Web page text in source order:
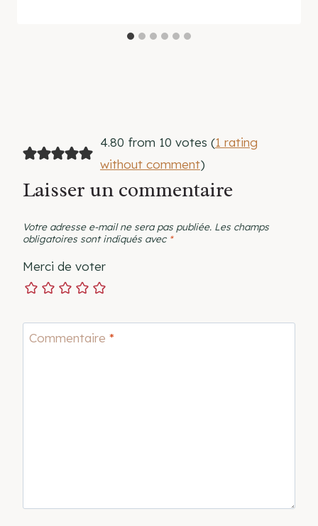
4.80 from 10 votes (1 rating
without comment)
Laisser un commentaire
Votre adresse e-mail ne sera pas publiée. Les champs
obligatoires sont indiqués avec *
Merci de voter
Commentaire *